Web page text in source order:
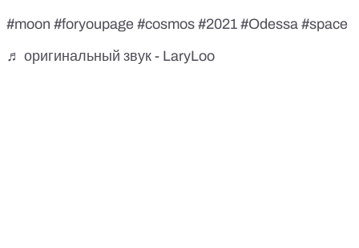
#moon #foryoupage #cosmos #2021 #Odessa #space
♬ оригинальный звук - LaryLoo